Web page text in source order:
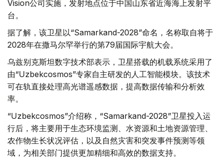
Vision公司实施，发射地点位于中国山东省近海海上发射平
台。
据了解，该卫星以“Samarkand-2028”命名，名称取自将于
2028年在撒马尔罕举行的第79届国际宇航大会。
乌兹别克斯坦数字技术部表示，卫星搭载的机载系统采用了
由“Uzbekcosmos”专家自主研发的人工智能模块。该技术
可在轨直接处理高光谱遥感数据，提高数据传输和分析效
率。
“Uzbekcosmos”介绍称，“Samarkand-2028”卫星投入运
行后，将主要用于生态环境监测、水资源和土地资源管理、
农作物生长状况评估，以及自然灾害和突发事件预测等领
域，为相关部门提供更加精细和高效的数据支持。